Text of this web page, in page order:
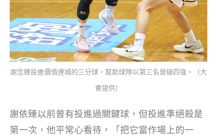
謝念臻投進價值連城的三分球，幫助球隊以第三名晉級四強。（大
會提供）
謝依臻以前曾有投進過關鍵球，但投進準絕殺是
第一次，他平常心看待，「把它當作場上的一